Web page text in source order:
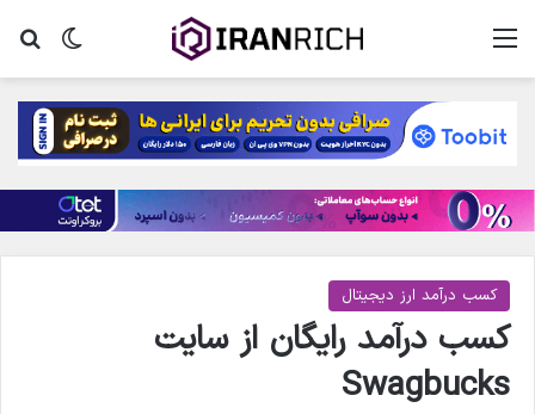
تغییر منو
کسب درآمد ارز دیجیتال
کسب درآمد رایگان از سایت
Swagbucks